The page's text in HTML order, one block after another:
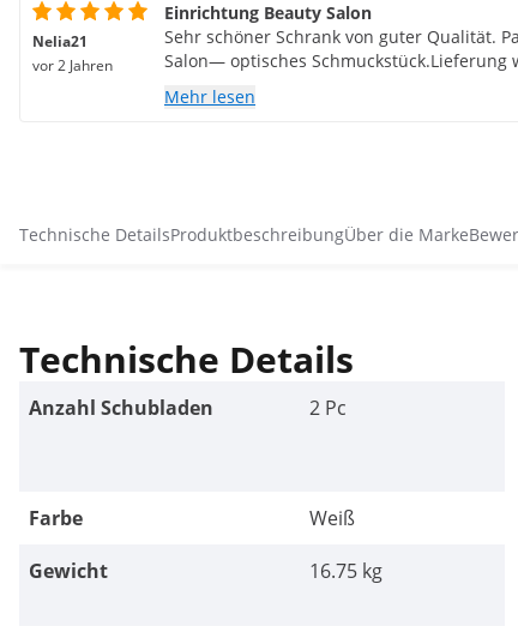
Nelia21
vor 2 Jahren
Einrichtung Beauty Salon
Sehr schöner Schrank von guter Qualität.
Salon— optisches
Mehr lesen
Technische DetailsProduktbeschreibungÜber die Marke
Technische Details
Anzahl Schubladen 2 Pc
Farbe
Weiß
Gewicht
16.75 kg